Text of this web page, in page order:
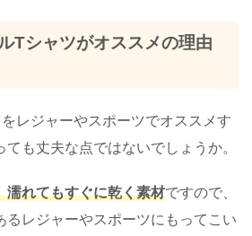
Tシャツがオススメの理由
レジャーやスポーツでオススメす
も丈夫な点ではないでしょうか。
濡れてもすぐに乾く素材ですので、
るレジャーやスポーツにもってこい